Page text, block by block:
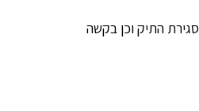
התיק וכן בקשה